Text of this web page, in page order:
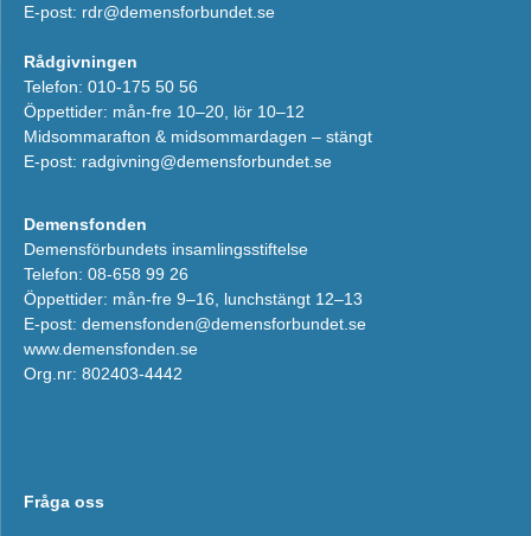
E-post: rdr@demensforbundet.se
Rådgivningen
Telefon: 010-175 50 56
Öppettider: mån-fre 10–20, lör 10–12
Midsommarafton & midsommardagen – stängt
E-post: radgivning@demensforbundet.se
Demensfonden
Demensförbundets insamlingsstiftelse
Telefon: 08-658 99 26
Öppettider: mån-fre 9–16, lunchstängt 12–13
E-post: demensfonden@demensforbundet.se
www.demensfonden.se
Org.nr: 802403-4442
Fråga oss